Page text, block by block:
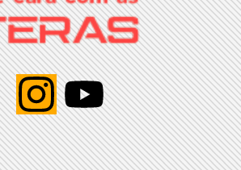
I
n
Y
o